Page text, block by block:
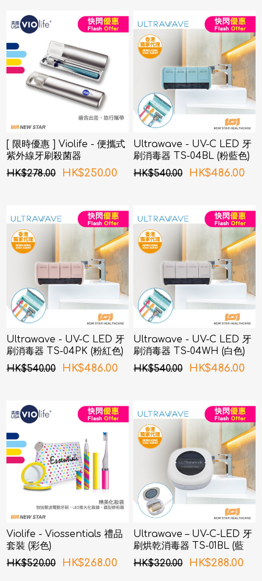
[ 限時優惠 ] Violife - 便攜式
紫外線牙刷殺菌器
HK$278.00
HK$250.00
Ultrawave - UV-C LED 牙
刷消毒器 TS-04BL (粉藍色)
HK$540.00
HK$486.00
Ultrawave - UV-C LED 牙
刷消毒器 TS-04PK (粉紅色)
HK$540.00
HK$486.00
Ultrawave - UV-C LED 牙
刷消毒器 TS-04WH (白色)
HK$540.00
HK$486.00
Violife - Viossentials 禮品
套裝 (彩色)
HK$520.00
HK$268.00
Ultrawave – UV-C-LED 牙
刷烘乾消毒器 TS-01BL (藍
色)
HK$320.00 HK$288.00